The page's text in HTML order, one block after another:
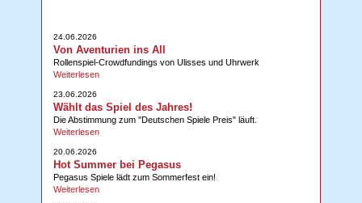
24.06.2026
Von Aventurien ins All
Rollenspiel-Crowdfundings von Ulisses und Uhrwerk
Weiterlesen
23.06.2026
Wählt das Spiel des Jahres!
Die Abstimmung zum "Deutschen Spiele Preis" läuft.
Weiterlesen
20.06.2026
Hot Summer bei Pegasus
Pegasus Spiele lädt zum Sommerfest ein!
Weiterlesen